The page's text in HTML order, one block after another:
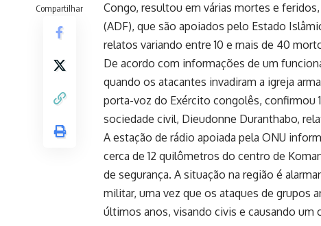
Compartilhar
Congo, resultou em várias mortes e
(ADF), que são apoiados pelo Estado
relatos variando entre 10 e mais de 40
De acordo com informações de um
quando os atacantes invadiram a igreja
porta-voz do Exército congolês, confirmou
sociedade civil, Dieudonne Duranthabo,
A estação de rádio apoiada pela ONU
cerca de 12 quilômetros do centro de
de segurança. A situação na região é
militar, uma vez que os ataques de grupos
últimos anos, visando civis e causando um